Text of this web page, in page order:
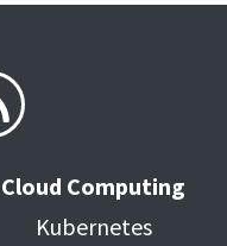
Cloud Computing
Kubernetes